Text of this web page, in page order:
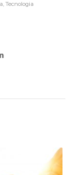
, Tecnologia